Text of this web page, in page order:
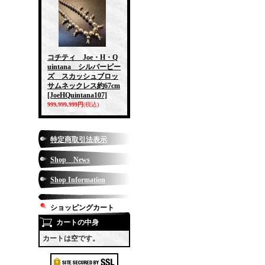
コチティ Joe・H・Q
uintana シルバービー
ズ スカッシュブロッ
サムネックレス約67cm
[JoeHQuintana107]
999,999,999円(税込)
特定商取引法表示
Shop News
Shop Information
ショッピングカート
カートの中身
カートは空です。